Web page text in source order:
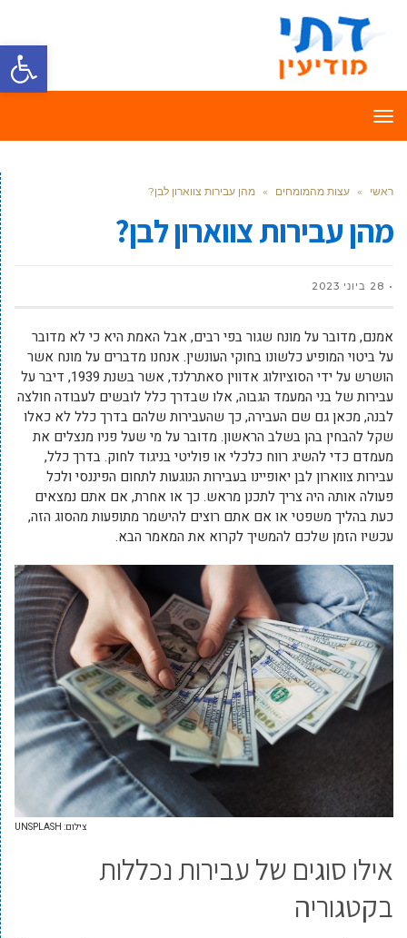
פתח
תפריט
ראשי » עצות מהמומחים » מהן עבירות צווארון לבן?
מהן עבירות צווארון לבן?
28 ביוני 2023
אמנם, מדובר על מונח שגור בפי רבים, אבל האמת היא כי לא מדובר
על ביטוי המופיע כלשונו בחוקי העונשין. אנחנו מדברים על מונח אשר
הושרש על ידי הסוציולוג אדווין סאתרלנד, אשר בשנת 1939, דיבר על
עבירות של בני המעמד הגבוה, אלו שבדרך כלל לובשים לעבודה חולצה
לבנה, מכאן גם שם העבירה, כך שהעבירות שלהם בדרך כלל לא כאלו
שקל להבחין בהן בשלב הראשון. מדובר על מי שעל פניו מנצלים את
מעמדם כדי להשיג רווח כלכלי או פוליטי בניגוד לחוק. בדרך כלל,
עבירות צווארון לבן יאופיינו בעבירות הנוגעות לתחום הפיננסי ולכל
פעולה אותה היה צריך לתכנן מראש. כך או אחרת, אם אתם נמצאים
כעת בהליך משפטי או אם אתם רוצים להישמר מתופעות מהסוג הזה,
עכשיו הזמן שלכם להמשיך לקרוא את המאמר הבא.
צילום: UNSPLASH
אילו סוגים של עבירות נכללות
בקטגוריה